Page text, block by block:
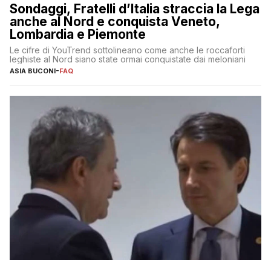
Sondaggi, Fratelli d’Italia straccia la Lega
anche al Nord e conquista Veneto,
Lombardia e Piemonte
Le cifre di YouTrend sottolineano come anche le roccaforti
leghiste al Nord siano state ormai conquistate dai meloniani
ASIA BUCONI-FAQ